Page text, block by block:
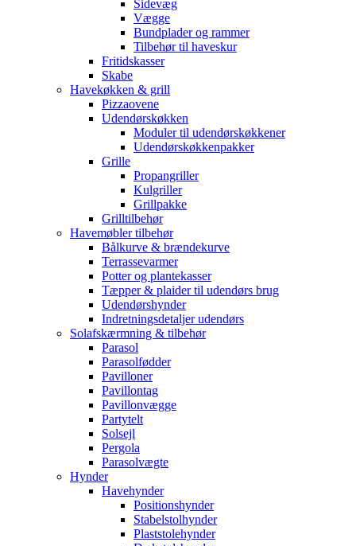
Sidevæg
Vægge
Bundplader og rammer
Tilbehør til haveskur
Fritidskasser
Skabe
Havekøkken & grill
Pizzaovene
Udendørskøkken
Moduler til udendørskøkkener
Udendørskøkkenpakker
Grille
Propangriller
Kulgriller
Grillpakke
Grilltilbehør
Havemøbler tilbehør
Bålkurve & brændekurve
Terrassevarmer
Potter og plantekasser
Tæpper & plaider til udendørs brug
Udendørshynder
Indretningsdetaljer udendørs
Solafskærmning & tilbehør
Parasol
Parasolfødder
Pavilloner
Pavillontag
Pavillonvægge
Partytelt
Solsejl
Pergola
Parasolvægte
Hynder
Havehynder
Positionshynder
Stabelstolhynder
Plaststolehynder